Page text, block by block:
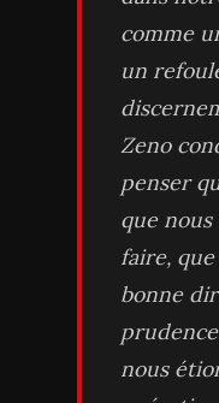
comme
un
Zeno
penser
que
faire,
bonne
nous